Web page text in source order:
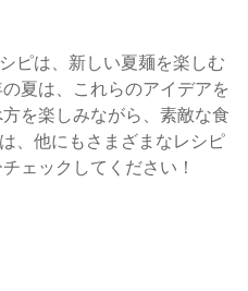
ピは、新しい夏麺を楽しむ
夏は、これらのアイデアを
を楽しみながら、素敵な食
、他にもさまざまなレシピ
ェックしてください！